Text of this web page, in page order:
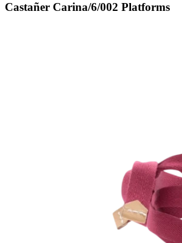
Castañer Carina/6/002 Platforms